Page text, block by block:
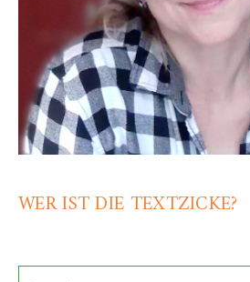
WER IST DIE TEXTZICKE?